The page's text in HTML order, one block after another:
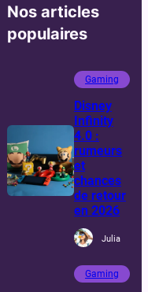
Nos articles
populaires
Gaming
Disney
Infinity
4.0 :
rumeurs
et
chances
de retour
en 2026
Julia
Gaming